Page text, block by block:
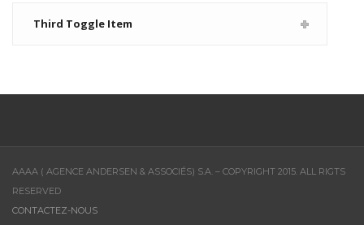
Third Toggle Item
AAAA ( AGENCE ANDERSEN & ASSOCIÉS) S.A. – COPYRIGHT 2015. ALL RIGTS
RESERVED
CONTACTEZ-NOUS